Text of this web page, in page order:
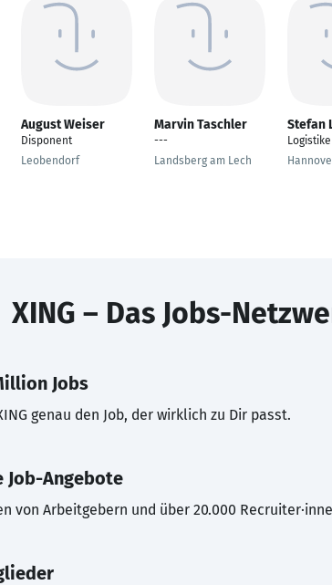
August Weiser
Disponent
Leobendorf
Marvin Taschler
---
Landsberg am Lech
Stefan
XING – Das Jobs-
Jobs
genau den Job, der wirklich zu Dir passt.
Job-Angebote
von Arbeitgebern und über 20.000